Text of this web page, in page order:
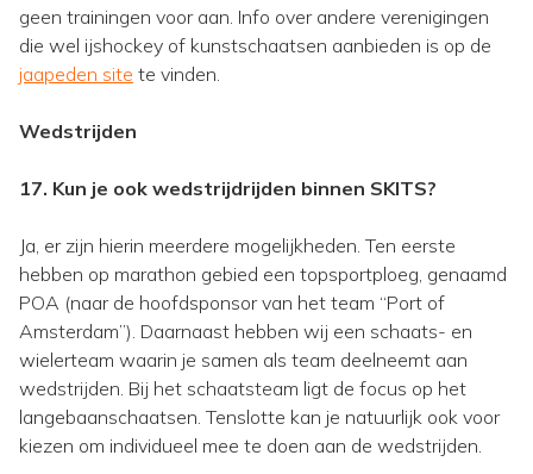
geen trainingen voor aan. Info over andere verenigingen
die wel ijshockey of kunstschaatsen aanbieden is op de
jaapeden site te vinden.
Wedstrijden
17. Kun je ook wedstrijdrijden binnen SKITS?
Ja, er zijn hierin meerdere mogelijkheden. Ten eerste
hebben op marathon gebied een topsportploeg, genaamd
POA (naar de hoofdsponsor van het team “Port of
Amsterdam”). Daarnaast hebben wij een schaats- en
wielerteam waarin je samen als team deelneemt aan
wedstrijden. Bij het schaatsteam ligt de focus op het
langebaanschaatsen. Tenslotte kan je natuurlijk ook voor
kiezen om individueel mee te doen aan de wedstrijden.